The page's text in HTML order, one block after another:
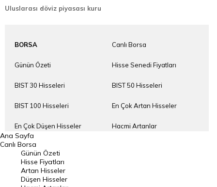
Uluslarası döviz piyasası kuru
BORSA Canlı Borsa
Günün Özeti Hisse Senedi Fiyatları
BIST 30 Hisseleri BIST 50 Hisseleri
BIST 100 Hisseleri En Çok Artan Hisseler
En Çok Düşen Hisseler Hacmi Artanlar
Geçmiş Kapanışlar
Raporlar
Ana Sayfa
Canlı Borsa
Günün Özeti
Hisse Fiyatları
Artan Hisseler
Düşen Hisseler